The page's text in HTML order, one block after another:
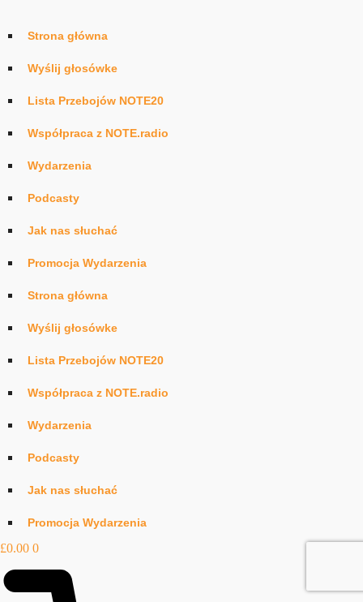
Strona główna
Wyślij głosówke
Lista Przebojów NOTE20
Współpraca z NOTE.radio
Wydarzenia
Podcasty
Jak nas słuchać
Promocja Wydarzenia
Strona główna
Wyślij głosówke
Lista Przebojów NOTE20
Współpraca z NOTE.radio
Wydarzenia
Podcasty
Jak nas słuchać
Promocja Wydarzenia
£0.00 0